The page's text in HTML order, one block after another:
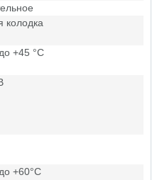
колодка
+45 °C
+60°C